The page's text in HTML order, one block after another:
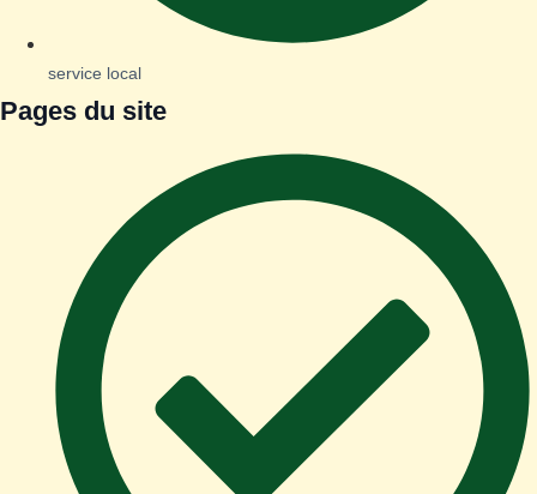
service local
Pages du site